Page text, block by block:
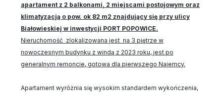
apartament z 2 balkonami, 2 miejscami postojowym oraz
klimatyzacją o pow. ok 82 m2 znajdujący się przy ulicy
Białowieskiej w inwestycji PORT POPOWICE.
Nieruchomość zlokalizowana jest na 3 piętrze w
nowoczesnym budynku z windą z 2023 roku, jest po
generalnym remoncie, gotowa dla pierwszego Najemcy.
Apartament wyróżnia się wysokim standardem wykończenia,